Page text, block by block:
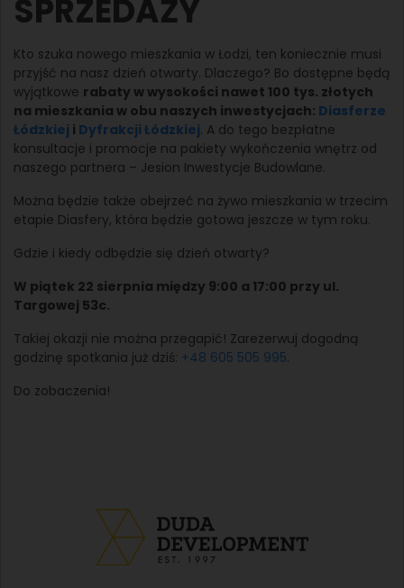
SPRZEDAŻY
Kto szuka nowego mieszkania w Łodzi, ten koniecznie musi
przyjść na nasz dzień otwarty. Dlaczego? Bo dostępne będą
wyjątkowe rabaty w wysokości nawet 100 tys. złotych
na mieszkania w obu naszych inwestycjach: Diasferze
Łódzkiej i Dyfrakcji Łódzkiej. A do tego bezpłatne
konsultacje i promocje na pakiety wykończenia wnętrz od
naszego partnera – Jesion Inwestycje Budowlane.
Można będzie także obejrzeć na żywo mieszkania w trzecim
etapie Diasfery, która będzie gotowa jeszcze w tym roku.
Gdzie i kiedy odbędzie się dzień otwarty?
W piątek 22 sierpnia między 9:00 a 17:00 przy ul.
Targowej 53c.
Takiej okazji nie można przegapić! Zarezerwuj dogodną
godzinę spotkania już dziś: +48 605 505 995.
Do zobaczenia!